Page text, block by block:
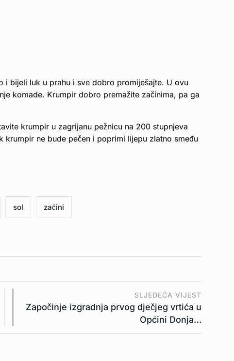
i bijeli luk u prahu i sve dobro promiješajte. U ovu
komade. Krumpir dobro premažite začinima, pa ga
krumpir u zagrijanu pežnicu na 200 stupnjeva
ne bude pečen i poprimi lijepu zlatno smeđu
sol začini
SLJEDEĆA VIJEST
Započinje izgradnja prvog dječjeg vrtića u
Općini Donja…